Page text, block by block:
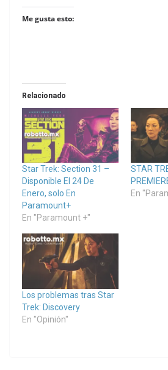
Me gusta esto:
Relacionado
Star Trek: Section 31 –
Disponible El 24 De
Enero, solo En
Paramount+
En "Paramount +"
STAR
En
Los problemas tras Star
Trek: Discovery
En "Opinión"